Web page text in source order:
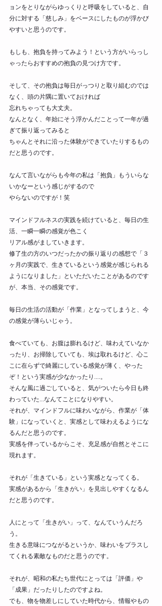
ョンをとりながらゆっくりと呼吸をしていると、自
分に対する「慈しみ」をベースにしたものが浮かび
やすいと思うのです。
もしも、抱負を持ってみよう！という方がいらっし
ゃったらおすすめの抱負の見つけ方です。
そして、その抱負は毎日がっつりと取り組むのでは
なく、頭の片隅に置いておければ
忘れちゃっても大丈夫。
なんとなく、年始にそう浮かんだことって一年が過
ぎて振り返ってみると
ちゃんとそれに沿った体験ができていたりするもの
だと思うのです。
なんて言いながらも今年の私は「抱負」もういらな
いかなーという感じがするので
やらないのですが！笑
マインドフルネスの実践を続けていると、毎日の生
活、一瞬一瞬の感覚が色こく
リアル感がましていきます。
修了生の方のいつだったかの振り返りの感想で「３
ヶ月の実践で、生きているという感覚が感じられる
ようになりました」といただいたことがあるのです
が、本当、その感覚です。
毎日の生活の活動が「作業」となってしまうと、今
の感覚が薄らいじゃう。
食べていても、お腹は膨れるけど、味わえていなか
ったり、お掃除していても、埃は取れるけど、心こ
こに在らずで綺麗にしている感覚が薄く、やった
ぞ！という実感が少なかったり....。
そんな風に過ごしていると、気がついたら今日も終
わっていた...なんてことになりやすい。
それが、マインドフルに味わいながら、作業が「体
験」になっていくと、実感として味わえるようにな
るんだと思うのです。
実感を伴っているからこそ、充足感が自然とそこに
現れます。
それが「生きている」という実感となってくる。
実感があるから「生きがい」を見出しやすくなるん
だと思うのです。
人にとって「生きがい」って、なんていうんだろ
う。
生きる意味につながるというか、味わいをプラスし
てくれる素敵なものだと思うのです。
それが、昭和の私たち世代にとっては「評価」や
「成果」だったりしたのですよね。
でも、物を物差しにしていた時代から、情報やもの